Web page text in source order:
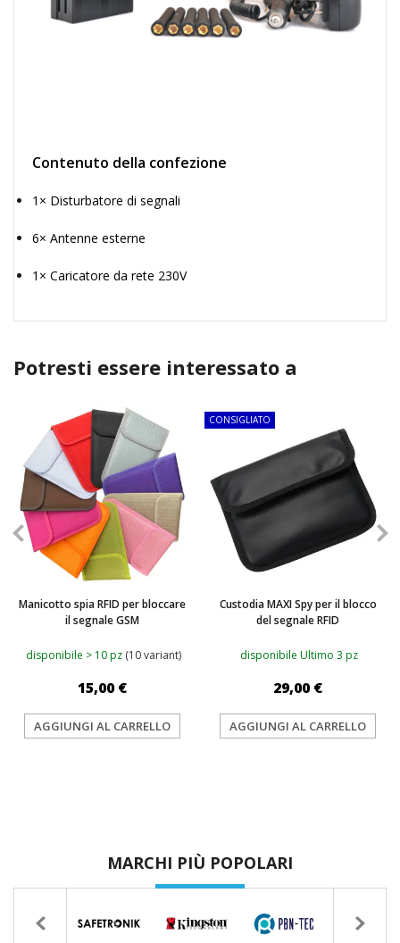
Contenuto della confezione
1× Disturbatore di segnali
6× Antenne esterne
1× Caricatore da rete 230V
Potresti essere interessato a
Manicotto spia RFID per bloccare
il segnale GSM
disponibile > 10 pz (10 variant)
15,00 €
AGGIUNGI AL CARRELLO
CONSIGLIATO
Custodia MAXI Spy per il blocco
del segnale RFID
disponibile Ultimo 3 pz
29,00 €
AGGIUNGI AL CARRELLO
MARCHI PIÙ POPOLARI